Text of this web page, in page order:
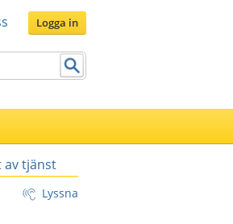
Logga in
av tjänst
Lyssna